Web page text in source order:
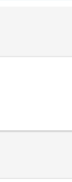
て別案件のご提案